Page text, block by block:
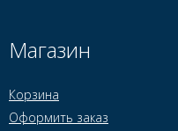
Магазин
Корзина
Оформить заказ